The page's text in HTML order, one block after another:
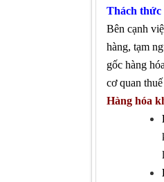
Thách thức
Bên cạnh
hàng, tạm
gốc hàng
cơ quan
Hàng hóa